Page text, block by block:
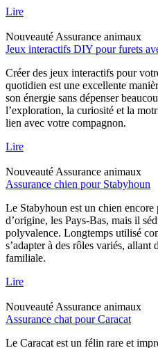
Lire
Nouveauté Assurance animaux
Jeux interactifs DIY pour furets
Créer des jeux interactifs pour
quotidien est une excellente
son énergie sans dépenser
l’exploration, la curiosité et la
lien avec votre compagnon.
Lire
Nouveauté Assurance animaux
Assurance chien pour Stabyhoun
Le Stabyhoun est un chien
d’origine, les Pays-Bas, mais il
polyvalence. Longtemps utilisé
s’adapter à des rôles variés, allant
familiale.
Lire
Nouveauté Assurance animaux
Assurance chat pour Caracat
Le Caracat est un félin rare et